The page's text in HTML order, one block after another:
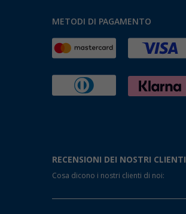
METODI DI PAGAMENTO
RECENSIONI DEI NOSTRI CLIENTI
Cosa dicono i nostri clienti di noi: